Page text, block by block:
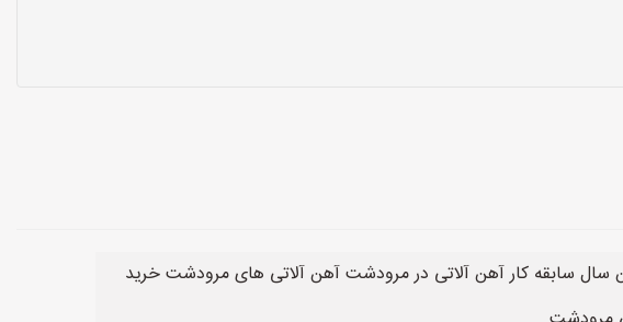
سال سابقه کار آهن آلاتی در مرودشت آهن آلاتی های مرودشت خرید